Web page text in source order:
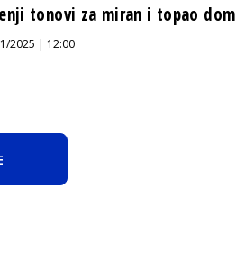
tonovi za miran i topao dom
2025 | 12:00